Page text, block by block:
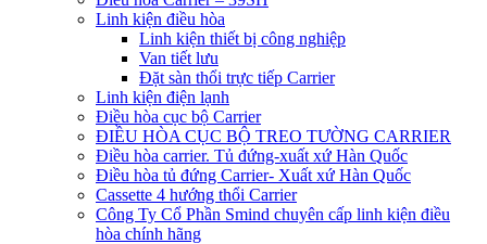
Linh kiện điều hòa
Linh kiện thiết bị công nghiệp
Van tiết lưu
Đặt sàn thổi trực tiếp Carrier
Linh kiện điện lạnh
Điều hòa cục bộ Carrier
ĐIỀU HÒA CỤC BỘ TREO TƯỜNG CARRIER
Điều hòa carrier. Tủ đứng-xuất xứ Hàn Quốc
Điều hòa tủ đứng Carrier- Xuất xứ Hàn Quốc
Cassette 4 hướng thổi Carrier
Công Ty Cổ Phần Smind chuyên cấp linh kiện điều
hòa chính hãng